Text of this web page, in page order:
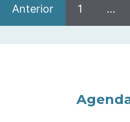
Anterior 1 …